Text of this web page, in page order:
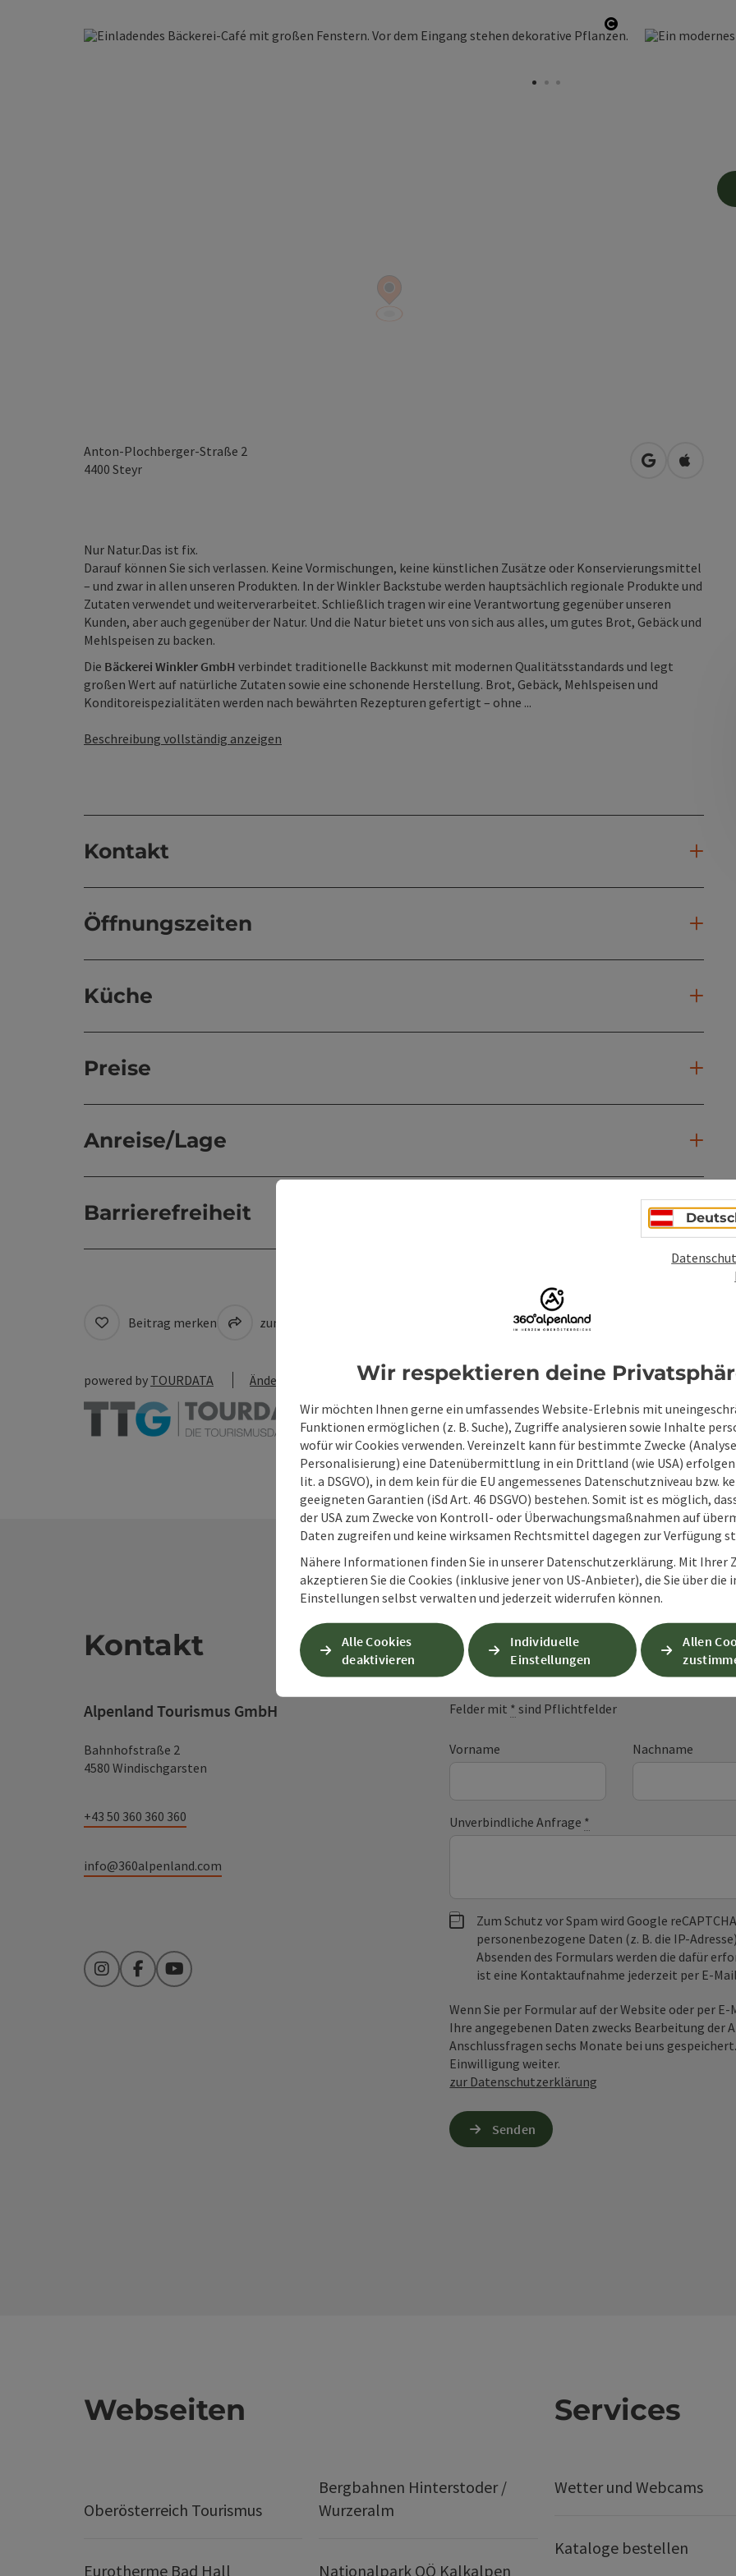
Copyright öffnen
Anton-Plochberger-Straße 2
4400 Steyr in Googlein Apple
Nur Natur.Das ist fix.
Darauf können Sie sich verlassen. Keine Vormischungen, keine künstlichen Zusätze oder Konservierungsmittel
– und zwar in allen unseren Produkten. In der Winkler Backstube werden hauptsächlich regionale Produkte und
Zutaten verwendet und weiterverarbeitet. Schließlich tragen wir eine Verantwortung gegenüber unseren
Kunden, aber auch gegenüber der Natur. Und die Natur bietet uns von sich aus alles, um gutes Brot, Gebäck und
Mehlspeisen zu backen.
Die Bäckerei Winkler GmbH verbindet traditionelle Backkunst mit modernen Qualitätsstandards und legt
großen Wert auf natürliche Zutaten sowie eine schonende Herstellung. Brot, Gebäck, Mehlspeisen und
Konditoreispezialitäten werden nach bewährten Rezepturen gefertigt – ohne ...
Beschreibung vollständig anzeigen
Kontakt
Öffnungszeiten
Küche
Preise
Anreise/Lage
Barrierefreiheit
Beitrag merken zum Merkzettel Beitrag drucken
powered by TOURDATA Änderung vorschlagen
Kontakt
Alpenland Tourismus GmbH
Bahnhofstraße 2
4580 Windischgarsten
+43 50 360 360 360
info@360alpenland.com
InstagramFacebookYouTube
Unverbindliche
Felder mit * sind Pflichtfelder
Vorname Nachname
Unverbindliche Anfrage *
Zum Schutz vor Spam wird Google
personenbezogene Daten (z. B. die IP-
Absenden des Formulars werden die dafür
ist eine Kontaktaufnahme jederzeit per E-
Wenn Sie per Formular auf der Website oder per
Ihre angegebenen Daten zwecks Bearbeitung der
Anschlussfragen sechs Monate bei uns
Einwilligung weiter.
zur Datenschutzerklärung
Senden
Webseiten
Oberösterreich Tourismus
Bergbahnen Hinterstoder /
Wurzeralm
Eurotherme Bad Hall Nationalpark OÖ Kalkalpen
Services
Wetter und Webcams
Kataloge bestellen
Wir respektieren deine
Wir möchten Ihnen gerne ein umfassendes Website-Erlebnis mit
Funktionen ermöglichen (z. B. Suche), Zugriffe analysieren sowie Inhalte
wofür wir Cookies verwenden. Vereinzelt kann für bestimmte Zwecke
Personalisierung) eine Datenübermittlung in ein Drittland (wie USA) erfolgen
lit. a DSGVO), in dem kein für die EU angemessenes Datenschutzniveau bzw.
geeigneten Garantien (iSd Art. 46 DSGVO) bestehen. Somit ist es möglich,
der USA zum Zwecke von Kontroll- oder Überwachungsmaßnahmen auf
Daten zugreifen und keine wirksamen Rechtsmittel dagegen zur Verfügung
Nähere Informationen finden Sie in unserer Datenschutzerklärung. Mit Ihrer
akzeptieren Sie die Cookies (inklusive jener von US-Anbieter), die Sie über die
Einstellungen selbst verwalten und jederzeit widerrufen können.
Alle Cookies
deaktivieren
Individuelle
Einstellungen
Allen